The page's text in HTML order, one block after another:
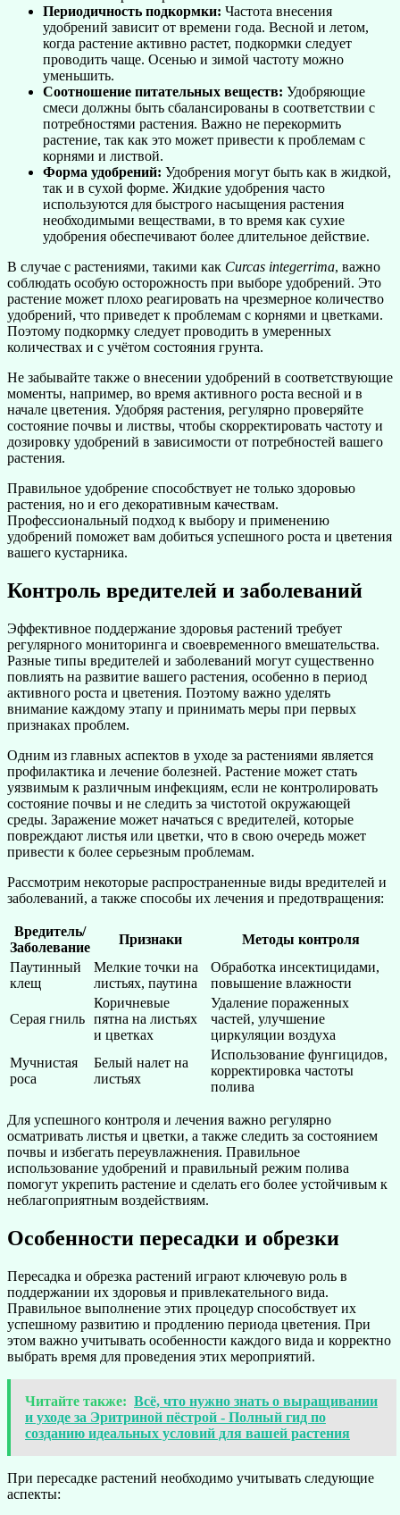
Периодичность подкормки: Частота внесения
удобрений зависит от времени года. Весной и летом,
когда растение активно растет, подкормки следует
проводить чаще. Осенью и зимой частоту можно
уменьшить.
Соотношение питательных веществ: Удобряющие
смеси должны быть сбалансированы в соответствии с
потребностями растения. Важно не перекормить
растение, так как это может привести к проблемам с
корнями и листвой.
Форма удобрений: Удобрения могут быть как в жидкой,
так и в сухой форме. Жидкие удобрения часто
используются для быстрого насыщения растения
необходимыми веществами, в то время как сухие
удобрения обеспечивают более длительное действие.
В случае с растениями, такими как Curcas integerrima, важно
соблюдать особую осторожность при выборе удобрений. Это
растение может плохо реагировать на чрезмерное количество
удобрений, что приведет к проблемам с корнями и цветками.
Поэтому подкормку следует проводить в умеренных
количествах и с учётом состояния грунта.
Не забывайте также о внесении удобрений в соответствующие
моменты, например, во время активного роста весной и в
начале цветения. Удобряя растения, регулярно проверяйте
состояние почвы и листвы, чтобы скорректировать частоту и
дозировку удобрений в зависимости от потребностей вашего
растения.
Правильное удобрение способствует не только здоровью
растения, но и его декоративным качествам.
Профессиональный подход к выбору и применению
удобрений поможет вам добиться успешного роста и цветения
вашего кустарника.
Контроль вредителей и заболеваний
Эффективное поддержание здоровья растений требует
регулярного мониторинга и своевременного вмешательства.
Разные типы вредителей и заболеваний могут существенно
повлиять на развитие вашего растения, особенно в период
активного роста и цветения. Поэтому важно уделять
внимание каждому этапу и принимать меры при первых
признаках проблем.
Одним из главных аспектов в уходе за растениями является
профилактика и лечение болезней. Растение может стать
уязвимым к различным инфекциям, если не контролировать
состояние почвы и не следить за чистотой окружающей
среды. Заражение может начаться с вредителей, которые
повреждают листья или цветки, что в свою очередь может
привести к более серьезным проблемам.
Рассмотрим некоторые распространенные виды вредителей и
заболеваний, а также способы их лечения и предотвращения:
Вредитель/
Заболевание
Признаки
Методы контроля
Паутинный
клещ
Мелкие точки на
листьях, паутина
Обработка инсектицидами,
повышение влажности
Серая гниль
Коричневые
пятна на листьях
и цветках
Удаление пораженных
частей, улучшение
циркуляции воздуха
Мучнистая
роса
Белый налет на
листьях
Использование фунгицидов,
корректировка частоты
полива
Для успешного контроля и лечения важно регулярно
осматривать листья и цветки, а также следить за состоянием
почвы и избегать переувлажнения. Правильное
использование удобрений и правильный режим полива
помогут укрепить растение и сделать его более устойчивым к
неблагоприятным воздействиям.
Особенности пересадки и обрезки
Пересадка и обрезка растений играют ключевую роль в
поддержании их здоровья и привлекательного вида.
Правильное выполнение этих процедур способствует их
успешному развитию и продлению периода цветения. При
этом важно учитывать особенности каждого вида и корректно
выбрать время для проведения этих мероприятий.
Читайте также: Всё, что нужно знать о выращивании
и уходе за Эритриной пёстрой - Полный гид по
созданию идеальных условий для вашей растения
При пересадке растений необходимо учитывать следующие
аспекты: